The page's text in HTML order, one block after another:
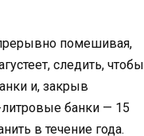
помешивая,
следить, чтобы
и, закрыв
банки — 15
в течение года.